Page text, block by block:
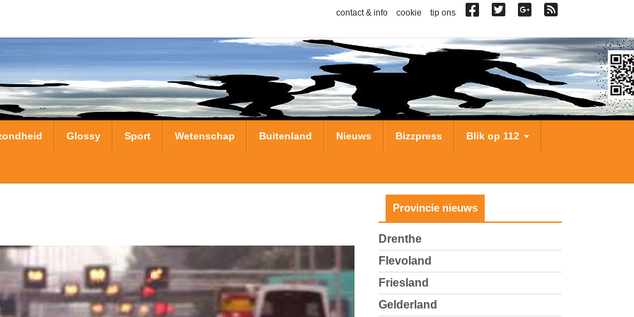
contact & info cookie tip ons
Glossy Sport Wetenschap Buitenland Nieuws Bizzpress Blik op 112
Provincie nieuws
Drenthe
Flevoland
Friesland
Gelderland